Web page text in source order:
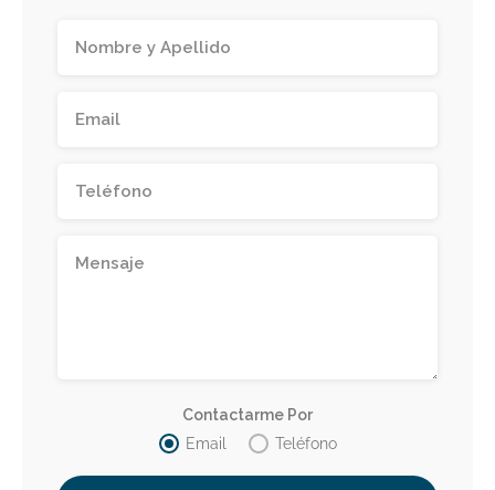
Contactarme Por
Email
Teléfono